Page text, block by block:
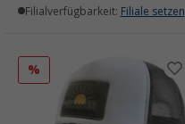
Filialverfügbarkeit: Filiale setzen
%